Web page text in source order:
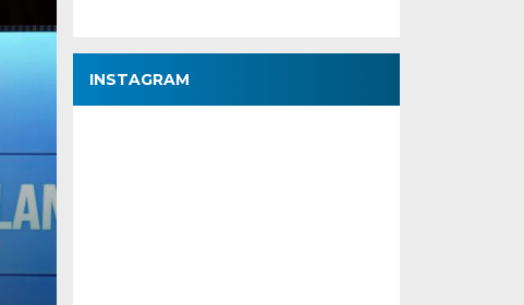
INSTAGRAM